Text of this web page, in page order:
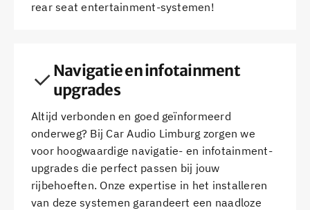
rear seat entertainment-systemen!
Navigatie en infotainment
upgrades
Altijd verbonden en goed geïnformeerd
onderweg? Bij Car Audio Limburg zorgen we
voor hoogwaardige navigatie- en infotainment-
upgrades die perfect passen bij jouw
rijbehoeften. Onze expertise in het installeren
van deze systemen garandeert een naadloze